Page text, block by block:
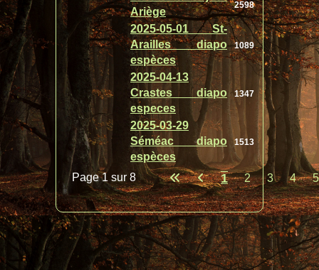
Ariège
2598
2025-05-01 St-
Arailles diapo
espèces
1089
2025-04-13
Crastes diapo
especes
1347
2025-03-29
Séméac diapo
espèces
1513
Page 1 sur 8 1 2 3 4 5